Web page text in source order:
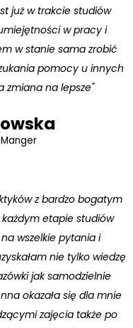
już w trakcie studiów
w pracy i
w stanie sama zrobić
pomocy u innych
zmiana na lepsze"
z bardzo bogatym
etapie studiów
wszelkie pytania i
nie tylko wiedzę
jak samodzielnie
okazała się dla mnie
zajęcia także po